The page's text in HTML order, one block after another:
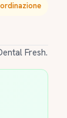
Fresh.